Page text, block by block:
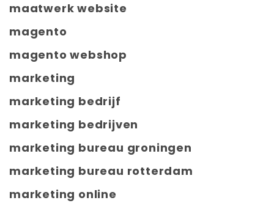
maatwerk website
magento
magento webshop
marketing
marketing bedrijf
marketing bedrijven
marketing bureau groningen
marketing bureau rotterdam
marketing online